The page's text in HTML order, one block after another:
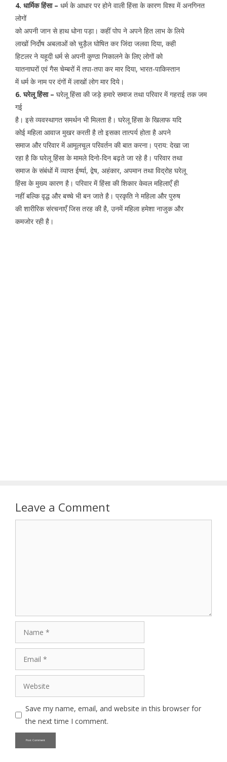
4. धार्मिक हिंसा – धर्म के आधार पर होने वाली हिंसा के कारण विश्व में अनगिनत
लोगों
को अपनी जान से हाथ धोना पड़ा। कहीं पोप ने अपने हित लाभ के लिये
लाखों निर्दोष अबलाओं को चुड़ैल घोषित कर जिंदा जलवा दिया, कही
हिटलर ने यहूदी धर्म से अपनी कुण्ठा निकालने के लिए लोगों को
यातनाघरों एवं गैस चेम्बरों में तपा-तपा कर मार दिया, भारत-पाकिस्तान
में धर्म के नाम पर दंगों में लाखों लोग मार दिये।
6. घरेलू हिंसा – घरेलू हिंसा की जड़े हमारे समाज तथा परिवार में गहराई तक जम
गई
है। इसे व्यवस्थागत समर्थन भी मिलता है। घरेलू हिंसा के खिलाफ यदि
कोई महिला आवाज मुखर करती है तो इसका तात्पर्य होता है अपने
समाज और परिवार में आमूलचूल परिवर्तन की बात करना। प्राय: देखा जा
रहा है कि घरेलू हिंसा के मामले दिनो-दिन बढ़ते जा रहे है। परिवार तथा
समाज के संबंधों में व्याप्त ईर्ष्या, द्वेष, अहंकार, अपमान तथा विद्रोह घरेलू
हिंसा के मुख्य कारण है। परिवार में हिंसा की शिकार केवल महिलाएँ ही
नहीं बल्कि वृद्ध और बच्चे भी बन जाते है। प्रकृति ने महिला और पुरुष
की शारीरिक संरचनाएँ जिस तरह की है, उनमें महिला हमेशा नाजुक और
कमजोर रही है।
Leave a Comment
Website
Save my name, email, and website in this browser for
the next time I comment.